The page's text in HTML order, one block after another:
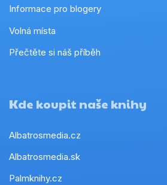
Informace pro blogery
Volná místa
Přečtěte si náš příběh
Kde koupit naše knihy
Albatrosmedia.cz
Albatrosmedia.sk
Palmknihy.cz